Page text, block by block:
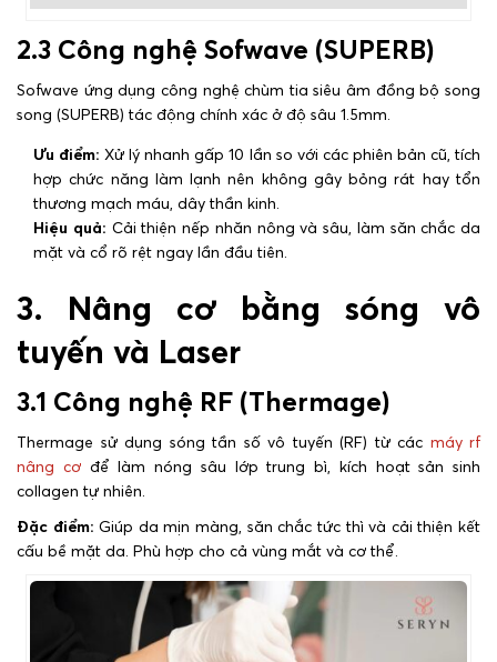
2.3 Công nghệ Sofwave (SUPERB)
Sofwave ứng dụng công nghệ chùm tia siêu âm đồng bộ song
song (SUPERB) tác động chính xác ở độ sâu 1.5mm.
Ưu điểm: Xử lý nhanh gấp 10 lần so với các phiên bản cũ, tích
hợp chức năng làm lạnh nên không gây bỏng rát hay tổn
thương mạch máu, dây thần kinh.
Hiệu quả: Cải thiện nếp nhăn nông và sâu, làm săn chắc da
mặt và cổ rõ rệt ngay lần đầu tiên.
3. Nâng cơ bằng sóng vô
tuyến và Laser
3.1 Công nghệ RF (Thermage)
Thermage sử dụng sóng tần số vô tuyến (RF) từ các máy rf
nâng cơđể làm nóng sâu lớp trung bì, kích hoạt sản sinh
collagen tự nhiên.
Đặc điểm: Giúp da mịn màng, săn chắc tức thì và cải thiện kết
cấu bề mặt da. Phù hợp cho cả vùng mắt và cơ thể.